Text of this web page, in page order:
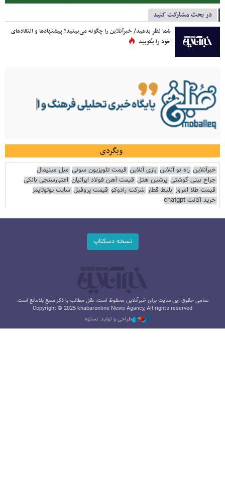
در بحث مشارکت کنید
شما نظر بدهید/ خبرآنلاین را چگونه می‌بینید؟ پیشنهادها و انتقادهای
خود را بگویید
وبگردی
خبرآنلاین راه نو آنلاین بازی آنلاین قیمت تلویزیون سونی مبل مینیمال
جراح بینی گوشتی پرشین هتل قیمت آهن فولاد ایرانیان اعتبارسنجی بانکی
قیمت طلا امروز بلیط قطار شرکت رادوکو قیمت پروفیل سایت یوتوتایمز
خرید اکانت chatgpt
نسخه دسکتاپ
تمامی حقوق این سایت برای خبرآنلاین محفوظ است. نقل مطالب با ذکر منبع بلامانع است.
Copyright © 2025 khabaronline News Agancy, All rights reserved
طراحی و تولید: نستوه